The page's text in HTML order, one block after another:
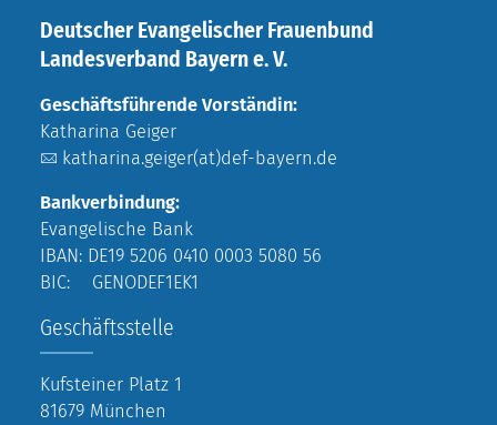
Deutscher Evangelischer Frauenbund
Landesverband Bayern e. V.
Geschäftsführende Vorständin:
Katharina Geiger
katharina.geiger(at)def-bayern.de
Bankverbindung:
Evangelische Bank
IBAN: DE19 5206 0410 0003 5080 56
BIC: GENODEF1EK1
Geschäftsstelle
Kufsteiner Platz 1
81679 München